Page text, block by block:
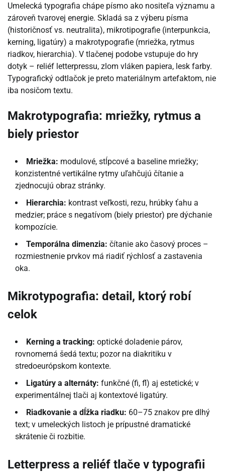
Umelecká typografia chápe písmo ako nositeľa významu a
zároveň tvarovej energie. Skladá sa z výberu písma
(historičnosť vs. neutralita), mikrotipografie (interpunkcia,
kerning, ligatúry) a makrotypografie (mriežka, rytmus
riadkov, hierarchia). V tlačenej podobe vstupuje do hry
dotyk – reliéf letterpressu, zlom vláken papiera, lesk farby.
Typografický odtlačok je preto materiálnym artefaktom, nie
iba nosičom textu.
Makrotypografia: mriežky, rytmus a
biely priestor
Mriežka: modulové, stĺpcové a baseline mriežky;
konzistentné vertikálne rytmy uľahčujú čítanie a
zjednocujú obraz stránky.
Hierarchia: kontrast veľkosti, rezu, hrúbky ťahu a
medzier; práce s negatívom (biely priestor) pre dýchanie
kompozície.
Temporálna dimenzia: čítanie ako časový proces –
rozmiestnenie prvkov má riadiť rýchlosť a zastavenia
oka.
Mikrotypografia: detail, ktorý robí
celok
Kerning a tracking: optické doladenie párov,
rovnomerná šedá textu; pozor na diakritiku v
stredoeurópskom kontexte.
Ligatúry a alternáty: funkčné (fi, fl) aj estetické; v
experimentálnej tlači aj kontextové ligatúry.
Riadkovanie a dĺžka riadku: 60–75 znakov pre dlhý
text; v umeleckých listoch je prípustné dramatické
skrátenie či rozbitie.
Letterpress a reliéf tlače v typografii